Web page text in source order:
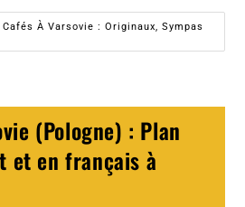
À Varsovie : Originaux, Sympas
(Pologne) : Plan
en français à